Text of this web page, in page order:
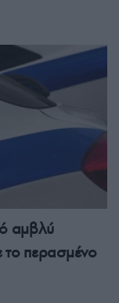
αμβλύ
περασμένο